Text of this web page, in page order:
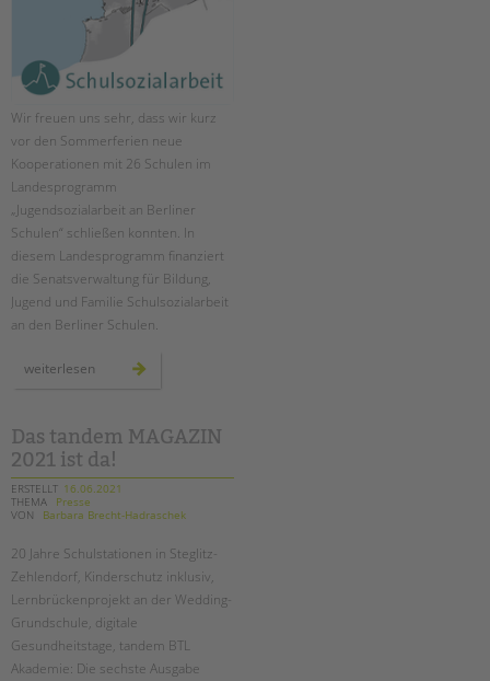
Wir freuen uns sehr, dass wir kurz
vor den Sommerferien neue
Kooperationen mit 26 Schulen im
Landesprogramm
„Jugendsozialarbeit an Berliner
Schulen“ schließen konnten. In
diesem Landesprogramm finanziert
die Senatsverwaltung für Bildung,
Jugend und Familie Schulsozialarbeit
an den Berliner Schulen.
weiterlesen ausbau
landesprogramm
schulen“
Das tandem MAGAZIN
2021 ist da!
ERSTELLT 16.06.2021
THEMA
Presse
VON
Barbara Brecht-Hadraschek
20 Jahre Schulstationen in Steglitz-
Zehlendorf, Kinderschutz inklusiv,
Lernbrückenprojekt an der Wedding-
Grundschule, digitale
Gesundheitstage, tandem BTL
Akademie: Die sechste Ausgabe